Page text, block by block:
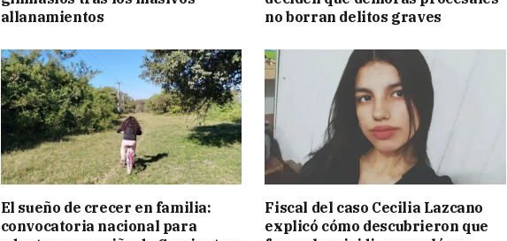
allanamientos
no borran delitos graves
El sueño de crecer en familia:
convocatoria nacional para
Fiscal del caso Cecilia Lazcano
explicó cómo descubrieron que